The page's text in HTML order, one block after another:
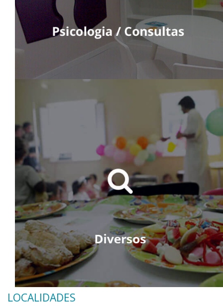
LOCALIDADES